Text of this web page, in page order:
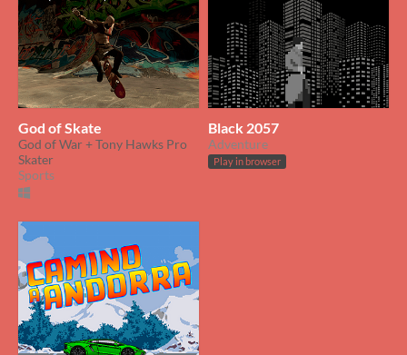
God of Skate
God of War + Tony Hawks Pro
Skater
Sports
Black 2057
Adventure
Play in browser